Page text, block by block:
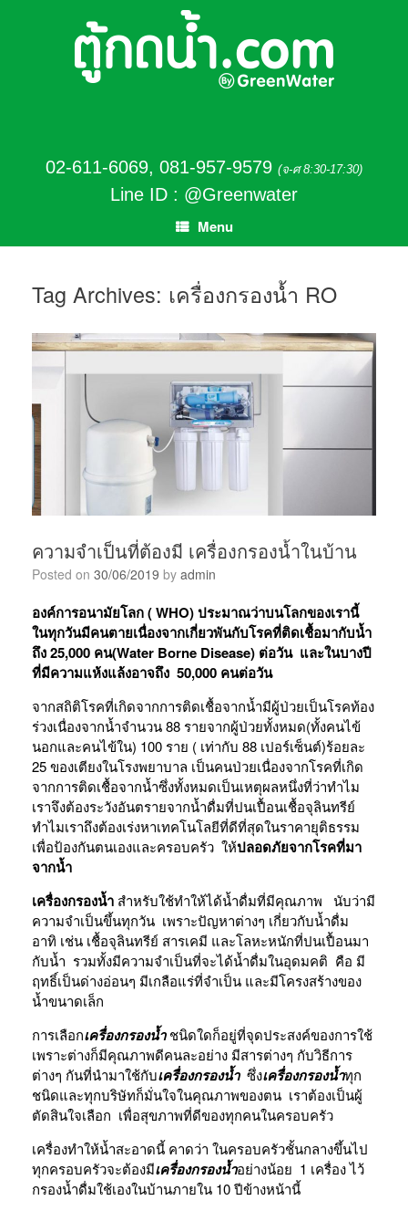
02-611-6069, 081-957-9579 (จ-ศ 8:30-17:30)
Line ID : @Greenwater
Menu
Tag Archives: เครื่องกรองน้ำ RO
ความจำเป็นที่ต้องมี เครื่องกรองน้ำในบ้าน
Posted on 30/06/2019 by admin
องค์การอนามัยโลก (WHO) ประมาณว่าบนโลกของเรานี้
ในทุกวันมีคนตายเนื่องจากเกี่ยวพันกับโรคที่ติดเชื้อมากับน้ำ
ถึง 25,000 คน(Water Borne Disease) ต่อวัน และในบางปี
ที่มีความแห้งแล้งอาจถึง 50,000 คนต่อวัน
จากสถิติโรคที่เกิดจากการติดเชื้อจากน้ำมีผู้ป่วยเป็นโรคท้อง
ร่วงเนื่องจากน้ำจำนวน 88 รายจากผู้ป่วยทั้งหมด(ทั้งคนไข้
นอกและคนไข้ใน) 100 ราย ( เท่ากับ 88 เปอร์เซ็นต์)ร้อยละ
25 ของเตียงในโรงพยาบาล เป็นคนป่วยเนื่องจากโรคที่เกิด
จากการติดเชื้อจากน้ำซึ่งทั้งหมดเป็นเหตุผลหนึ่งที่ว่าทำไม
เราจึงต้องระวังอันตรายจากน้ำดื่มที่ปนเปื้อนเชื้อจุลินทรีย์
ทำไมเราถึงต้องเร่งหาเทคโนโลยีที่ดีที่สุดในราคายุติธรรม
เพื่อป้องกันตนเองและครอบครัว ให้ปลอดภัยจากโรคที่มา
จากน้ำ
เครื่องกรองน้ำ สำหรับใช้ทำให้ได้น้ำดื่มที่มีคุณภาพ นับว่ามี
ความจำเป็นขึ้นทุกวัน เพราะปัญหาต่างๆ เกี่ยวกับน้ำดื่ม
อาทิ เช่น เชื้อจุลินทรีย์ สารเคมี และโลหะหนักที่ปนเปื้อนมา
กับน้ำ รวมทั้งมีความจำเป็นที่จะได้น้ำดื่มในอุดมคติ คือ มี
ฤทธิ์เป็นด่างอ่อนๆ มีเกลือแร่ที่จำเป็น และมีโครงสร้างของ
น้ำขนาดเล็ก
การเลือกเครื่องกรองน้ำชนิดใดก็อยู่ที่จุดประสงค์ของการใช้
เพราะต่างก็มีคุณภาพดีคนละอย่าง มีสารต่างๆ กับวิธีการ
ต่างๆ กันที่นำมาใช้กับเครื่องกรองน้ำ ซึ่งเครื่องกรองน้ำทุก
ชนิดและทุกบริษัทก็มั่นใจในคุณภาพของตน เราต้องเป็นผู้
ตัดสินใจเลือก เพื่อสุขภาพที่ดีของทุกคนในครอบครัว
เครื่องทำให้น้ำสะอาดนี้ คาดว่า ในครอบครัวชั้นกลางขึ้นไป
ทุกครอบครัวจะต้องมีเครื่องกรองน้ำอย่างน้อย 1 เครื่อง ไว้
กรองน้ำดื่มใช้เองในบ้านภายใน 10 ปีข้างหน้านี้